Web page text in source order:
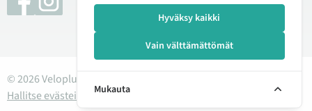
© 2026 Veloplus OÜ. Kaikki oikeudet pidätetään
Hallitse evästeitä
Hyväksy kaikki
Vain välttämättömät
Mukauta